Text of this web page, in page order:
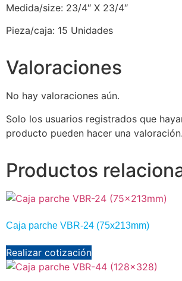
Medida/size: 23/4″ X 23/4″
Pieza/caja: 15 Unidades
Valoraciones
No hay valoraciones aún.
Solo los usuarios registrados que
producto pueden hacer una valoración.
Productos
Caja parche VBR-24 (75x213mm)
Realizar cotización